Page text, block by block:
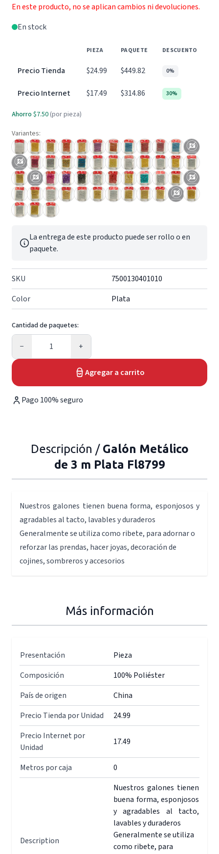
En este producto, no se aplican cambios ni devoluciones.
En stock
PIEZA PAQUETE DESCUENTO
Precio Tienda $24.99 $449.82 0%
Precio Internet $17.49 $314.86 30%
Ahorro $7.50 (por pieza)
Variantes:
La entrega de este producto puede ser rollo o en
paquete.
SKU
7500130401010
Color
Plata
Cantidad de paquetes:
−
Cantidad
+
Agregar a carrito
Pago 100% seguro
Descripción / Galón Metálico
de 3 m Plata Fl8799
Nuestros galones tienen buena forma, esponjosos y
agradables al tacto, lavables y duraderos
Generalmente se utiliza como ribete, para adornar o
reforzar las prendas, hacer joyas, decoración de
cojines, sombreros y accesorios
Más información
Presentación
Pieza
Composición
100% Poliéster
País de origen
China
Precio Tienda por Unidad
24.99
Precio Internet por
Unidad
17.49
Metros por caja 0
Description
Nuestros galones tienen
buena forma, esponjosos
y agradables al tacto,
lavables y duraderos
Generalmente se utiliza
como ribete, para